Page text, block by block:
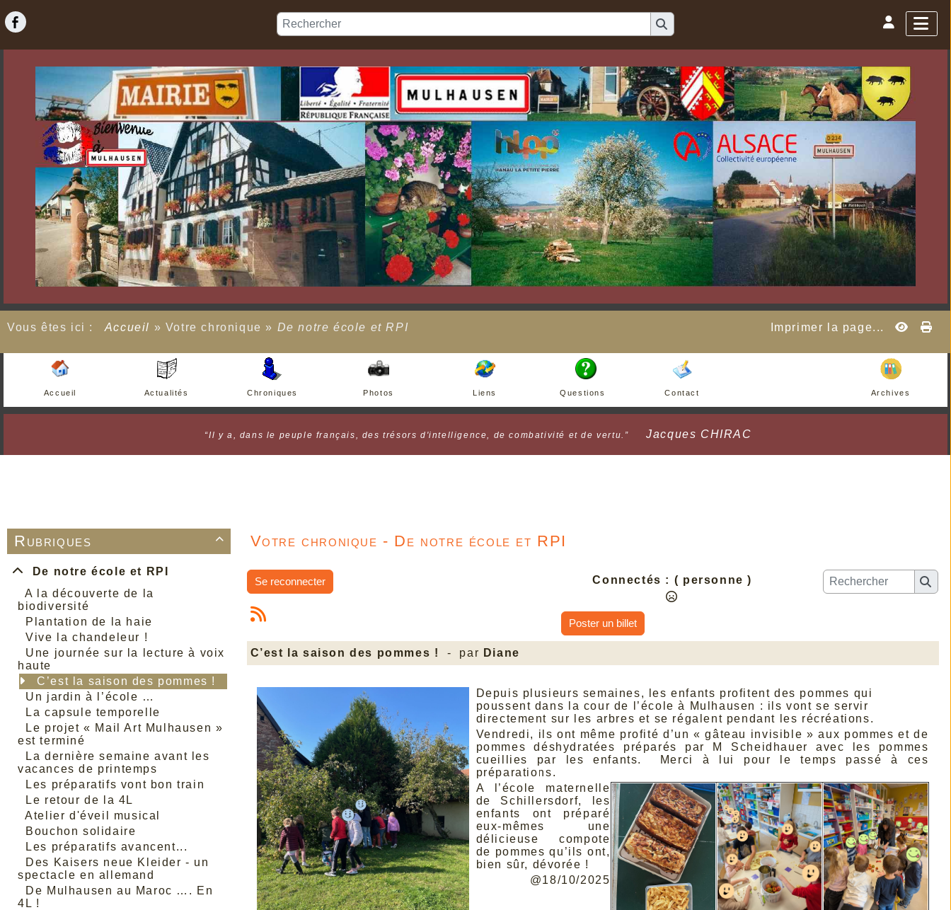
Vous êtes ici : Accueil » Votre chronique » De notre école et RPI Imprimer la page...
Accueil Actualités Chroniques Photos Liens Questions Contact Archives
“Il y a, dans le peuple français, des trésors d'intelligence, de combativité et de vertu.” Jacques CHIRAC

Rubriques
De notre école et RPI
A la découverte de la
biodiversité
Plantation de la haie
Vive la chandeleur !
Une journée sur la lecture à voix
haute
C’est la saison des pommes !
Un jardin à l’école …
La capsule temporelle
Le projet « Mail Art Mulhausen »
est terminé
La dernière semaine avant les
vacances de printemps
Les préparatifs vont bon train
Le retour de la 4L
Atelier d'éveil musical
Bouchon solidaire
Les préparatifs avancent...
Des Kaisers neue Kleider - un
spectacle en allemand
De Mulhausen au Maroc …. En
4L !
Votre chronique - De notre école et RPI
Se reconnecter Connectés : ( personne )
Poster un billet
C’est la saison des pommes ! - par Diane
Depuis plusieurs semaines, les enfants profitent des pommes qui
poussent dans la cour de l’école à Mulhausen : ils vont se servir
directement sur les arbres et se régalent pendant les récréations.
Vendredi, ils ont même profité d’un « gâteau invisible » aux pommes et de
pommes déshydratées préparés par M Scheidhauer avec les pommes
cueillies par les enfants. Merci à lui pour le temps passé à ces
préparations.
A l’école maternelle
de Schillersdorf, les
enfants ont préparé
eux-mêmes une
délicieuse compote
de pommes qu’ils ont,
bien sûr, dévorée !
@18/10/2025